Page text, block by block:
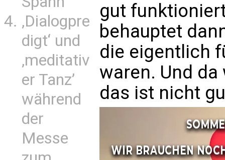
‚Dialogpre
digt‘ und
‚meditativ
er Tanz’
während
der
Messe
gut
behauptet
die eigentlich
waren. Und
das ist nicht